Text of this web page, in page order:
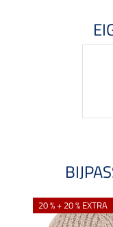
20 % + 20 % EXTRA